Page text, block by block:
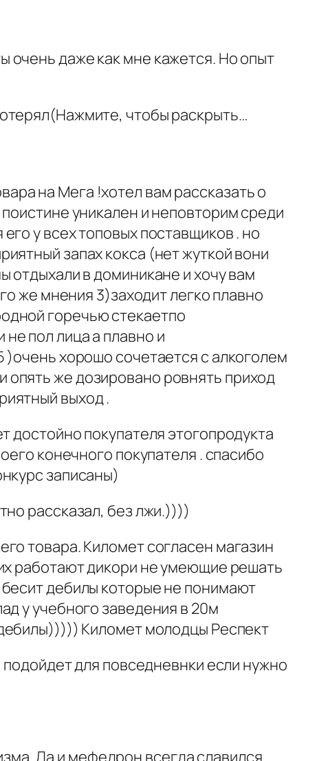
очень даже как мне кажется. Но опыт
чтобы раскрыть…
на Мега !хотел вам рассказать о
уникален и неповторим среди
у всех топовых поставщиков . но
запах кокса (нет жуткой вони
отдыхали в доминикане и хочу вам
же мнения 3)заходит легко плавно
горечью стекаетпо
пол лица а плавно и
)очень хорошо сочетается с алкоголем
опять же дозировано ровнять приход
выход .
достойно покупателя этогопродукта
конечного покупателя . спасибо
записаны)
рассказал, без лжи.))))
товара. Километ согласен магазин
работают дикори не умеющие решать
дебилы которые не понимают
у учебного заведения в 20м
Километ молодцы Респект
для повседневнки если нужно
Да и мефедрон всегда славился